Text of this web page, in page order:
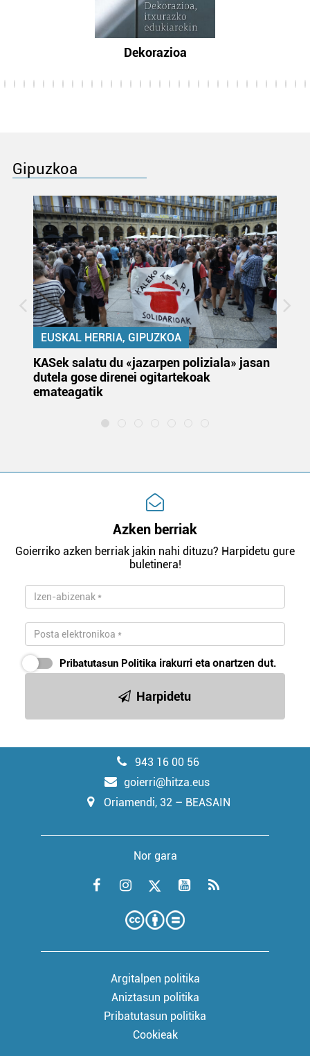
Dekorazioa
Gipuzkoa
EUSKAL HERRIA, GIPUZKOA
KASek salatu du «jazarpen poliziala» jasan
dutela gose direnei ogitartekoak
emateagatik
Azken berriak
Goierriko azken berriak jakin nahi dituzu? Harpidetu gure
buletinera!
Pribatutasun Politika irakurri eta onartzen dut.
Harpidetu
943 16 00 56
goierri@hitza.eus
Oriamendi, 32 – BEASAIN
Nor gara
Argitalpen politika
Aniztasun politika
Pribatutasun politika
Cookieak